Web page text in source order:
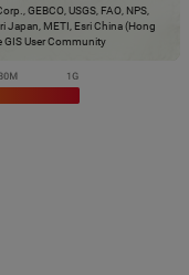
GEBCO, USGS, FAO, NPS,
Japan, METI, Esri China (Hong
User Community